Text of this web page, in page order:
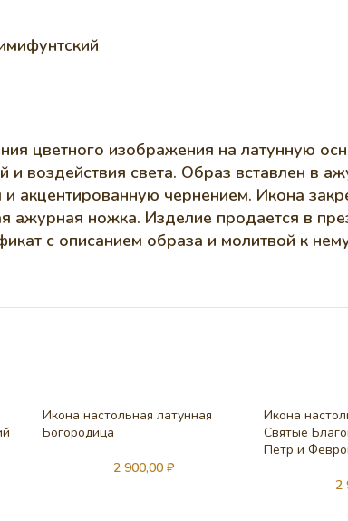
цветного изображения на латунную
воздействия света. Образ вставлен в
акцентированную чернением. Икона
ажурная ножка. Изделие продается в
с описанием образа и молитвой к
Икона настольная латунная
Богородица
2 900,00₽
Икона
Святые
Петр и
2